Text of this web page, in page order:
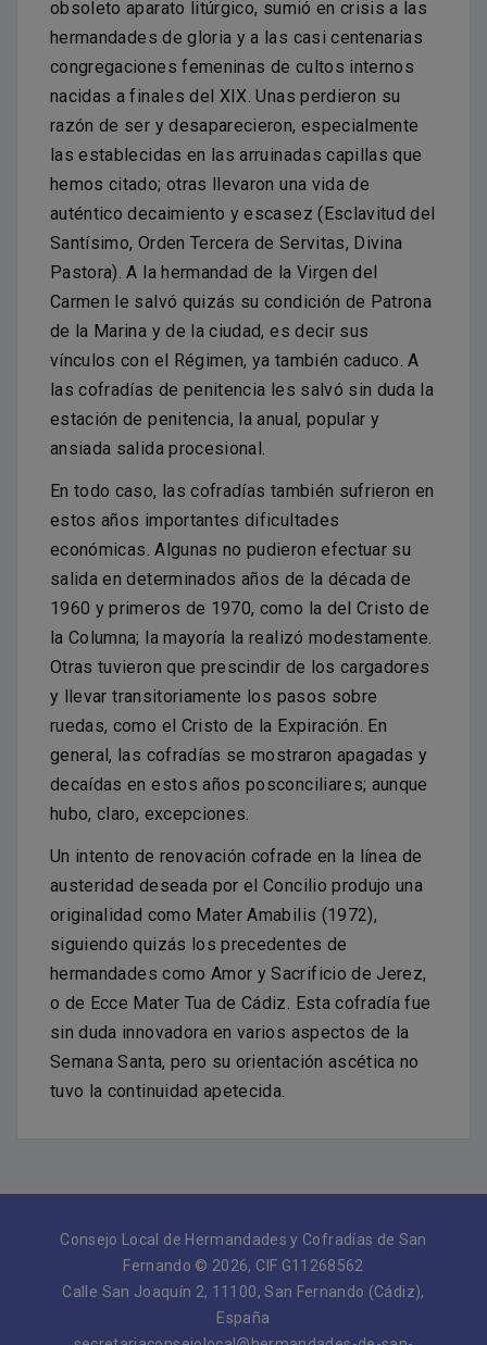
obsoleto aparato litúrgico, sumió en crisis a las
hermandades de gloria y a las casi centenarias
congregaciones femeninas de cultos internos
nacidas a finales del XIX. Unas perdieron su
razón de ser y desaparecieron, especialmente
las establecidas en las arruinadas capillas que
hemos citado; otras llevaron una vida de
auténtico decaimiento y escasez (Esclavitud del
Santísimo, Orden Tercera de Servitas, Divina
Pastora). A la hermandad de la Virgen del
Carmen le salvó quizás su condición de Patrona
de la Marina y de la ciudad, es decir sus
vínculos con el Régimen, ya también caduco. A
las cofradías de penitencia les salvó sin duda la
estación de penitencia, la anual, popular y
ansiada salida procesional.
En todo caso, las cofradías también sufrieron en
estos años importantes dificultades
económicas. Algunas no pudieron efectuar su
salida en determinados años de la década de
1960 y primeros de 1970, como la del Cristo de
la Columna; la mayoría la realizó modestamente.
Otras tuvieron que prescindir de los cargadores
y llevar transitoriamente los pasos sobre
ruedas, como el Cristo de la Expiración. En
general, las cofradías se mostraron apagadas y
decaídas en estos años posconciliares; aunque
hubo, claro, excepciones.
Un intento de renovación cofrade en la línea de
austeridad deseada por el Concilio produjo una
originalidad como Mater Amabilis (1972),
siguiendo quizás los precedentes de
hermandades como Amor y Sacrificio de Jerez,
o de Ecce Mater Tua de Cádiz. Esta cofradía fue
sin duda innovadora en varios aspectos de la
Semana Santa, pero su orientación ascética no
tuvo la continuidad apetecida.
Consejo Local de Hermandades y Cofradías de San
Fernando © 2026, CIF G11268562
Calle San Joaquín 2, 11100, San Fernando (Cádiz),
España